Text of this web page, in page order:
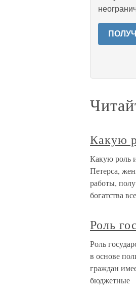
Какую
Какую роль
Петерса,
работы,
богатства
Роль
Роль
в основе
граждан
бюджетные